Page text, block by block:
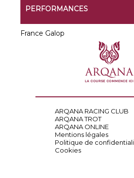
PERFORMANCES
France Galop
ARQANA RACING CLUB
ARQANA TROT
ARQANA ONLINE
Mentions légales
Politique de
Cookies